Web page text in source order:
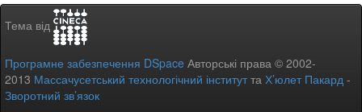
Тема від
Програмне забезпечення DSpace Авторські права © 2002-
2013 Массачусетський технологічний інститутта Х’юлет Пакард -
Зворотний зв’язок